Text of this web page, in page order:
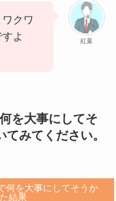
紅葉
クワ
よ
を大事にしてそ
みてください。
何を大事にしてそうか
結果